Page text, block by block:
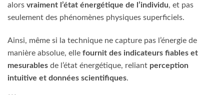
alors vraiment l’état énergétique de l’individu, et pas
seulement des phénomènes physiques superficiels.
Ainsi, même si la technique ne capture pas l’énergie de
manière absolue, elle fournit des indicateurs fiables et
mesurables de l’état énergétique, reliant perception
intuitive et données scientifiques.